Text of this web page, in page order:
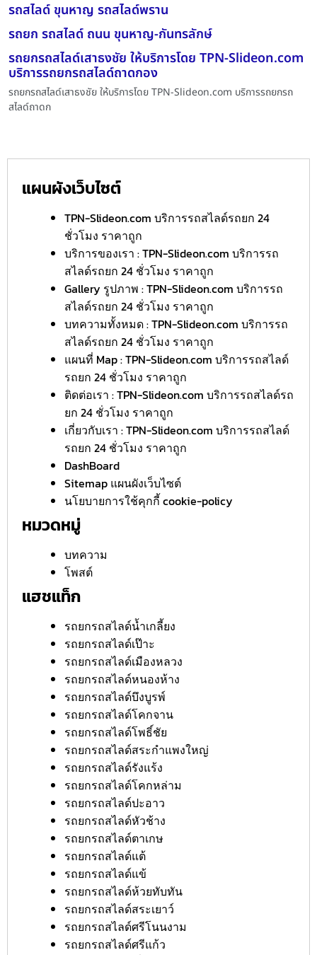
รถสไลด์ ขุนหาญ รถสไลด์พราน
รถยก รถสไลด์ ถนน ขุนหาญ-กันทรลักษ์
รถยกรถสไลด์เสาธงชัย ให้บริการโดย TPN-Slideon.com
บริการรถยกรถสไลด์ถาดกอง
รถยกรถสไลด์เสาธงชัย ให้บริการโดย TPN-Slideon.com บริการรถยกรถ
สไลด์ถาดก
แผนผังเว็บไซต์
TPN-Slideon.com บริการรถสไลด์รถยก 24
ชั่วโมง ราคาถูก
บริการของเรา : TPN-Slideon.com บริการรถ
สไลด์รถยก 24 ชั่วโมง ราคาถูก
Gallery รูปภาพ : TPN-Slideon.com บริการรถ
สไลด์รถยก 24 ชั่วโมง ราคาถูก
บทความทั้งหมด : TPN-Slideon.com บริการรถ
สไลด์รถยก 24 ชั่วโมง ราคาถูก
แผนที่ Map : TPN-Slideon.com บริการรถสไลด์
รถยก 24 ชั่วโมง ราคาถูก
ติดต่อเรา : TPN-Slideon.com บริการรถสไลด์รถ
ยก 24 ชั่วโมง ราคาถูก
เกี่ยวกับเรา : TPN-Slideon.com บริการรถสไลด์
รถยก 24 ชั่วโมง ราคาถูก
DashBoard
Sitemap แผนผังเว็บไซต์
นโยบายการใช้คุกกี้ cookie-policy
หมวดหมู่
บทความ
โพสต์
แฮชแท็ก
รถยกรถสไลด์น้ำเกลี้ยง
รถยกรถสไลด์เป๊าะ
รถยกรถสไลด์เมืองหลวง
รถยกรถสไลด์หนองห้าง
รถยกรถสไลด์บึงบูรพ์
รถยกรถสไลด์โคกจาน
รถยกรถสไลด์โพธิ์ชัย
รถยกรถสไลด์สระกำแพงใหญ่
รถยกรถสไลด์รังแร้ง
รถยกรถสไลด์โคกหล่าม
รถยกรถสไลด์ปะอาว
รถยกรถสไลด์หัวช้าง
รถยกรถสไลด์ตาเกษ
รถยกรถสไลด์แต้
รถยกรถสไลด์แข้
รถยกรถสไลด์ห้วยทับทัน
รถยกรถสไลด์สระเยาว์
รถยกรถสไลด์ศรีโนนงาม
รถยกรถสไลด์ศรีแก้ว